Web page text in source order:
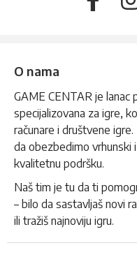
O nama
GAME CENTAR je
specijalizovana za igre,
računare i društvene
da obezbedimo vrhunski
kvalitetnu podršku.
Naš tim je tu da ti
– bilo da sastavljaš novi
ili tražiš najnoviju igru.